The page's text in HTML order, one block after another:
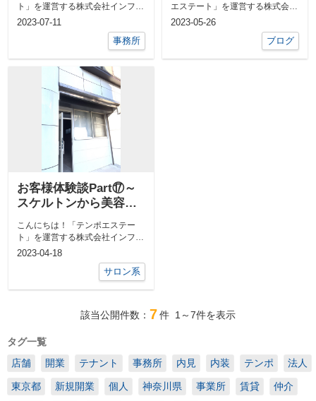
ト」を運営する株式会社インフィ
ニティライフの伊礼です。テンポ
2023-07-11
事務所
エステート」を運営する株式会社
インフィニティライフの郡司で
2023-05-26
ブログ
お客様体験談Part⑰～
スケルトンから美容室
こんにちは！「テンポエステー
ト」を運営する株式会社インフィ
ニティライフの伊礼です。テンポ
2023-04-18
サロン系
該当公開件数： 7件 1～7件を表示
タグ一覧
店舗
開業 テナント 事務所 内見 内装 テンポ 法人
東京都 新規開業 個人 神奈川県 事業所 賃貸 仲介